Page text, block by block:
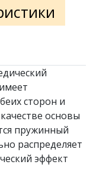
сторон и
основы
пружинный
распределяет
эффект